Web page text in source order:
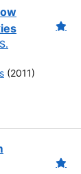
(2011)